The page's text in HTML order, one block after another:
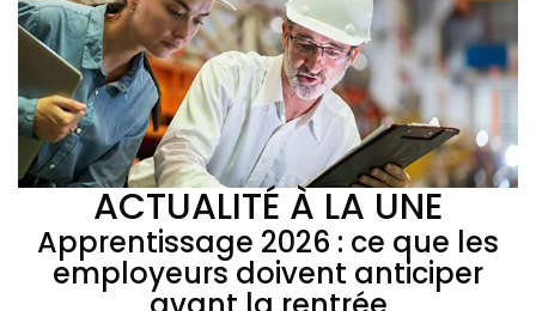
ACTUALITÉ À LA UNE
Apprentissage 2026 : ce que les
employeurs doivent anticiper